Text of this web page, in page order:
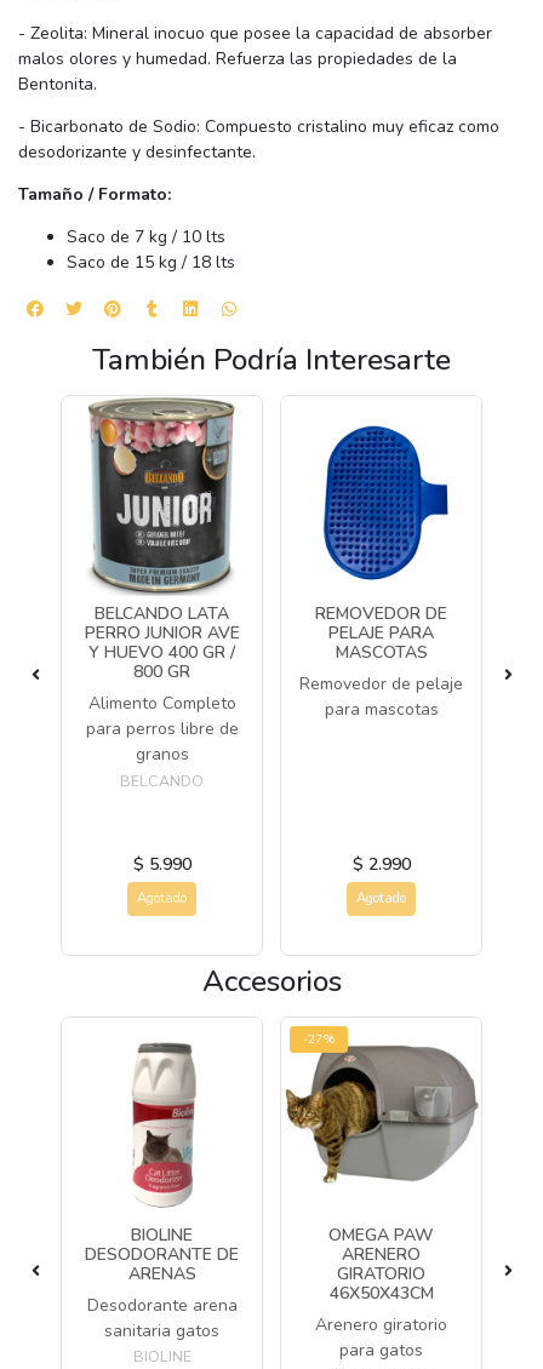
- Zeolita: Mineral inocuo que posee la capacidad de absorber
malos olores y humedad. Refuerza las propiedades de la
Bentonita.
- Bicarbonato de Sodio: Compuesto cristalino muy eficaz como
desodorizante y desinfectante.
Tamaño / Formato:
Saco de 7 kg / 10 lts
Saco de 15 kg / 18 lts
También Podría Interesarte
BELCANDO LATA
PERRO JUNIOR AVE
Y HUEVO 400 GR /
800 GR
Alimento Completo
para perros libre de
granos
BELCANDO
$ 5.990
Agotado
REMOVEDOR DE
PELAJE PARA
MASCOTAS
Removedor de pelaje
para mascotas
$ 2.990
Agotado
Accesorios
BIOLINE
DESODORANTE DE
ARENAS
Desodorante arena
sanitaria gatos
BIOLINE
-27%
OMEGA PAW
ARENERO
GIRATORIO
46X50X43CM
Arenero giratorio
para gatos